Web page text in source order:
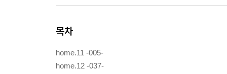
목차
home.11 -005-
home.12 -037-